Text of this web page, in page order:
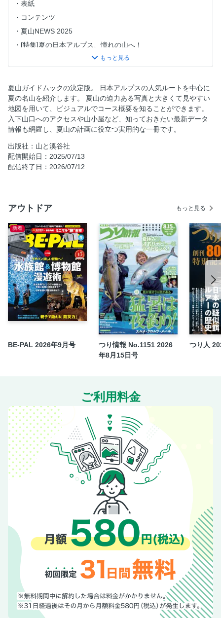
表紙
コンテンツ
夏山NEWS 2025
[特集]夏の日本アルプス、憧れの山へ！
［ルポ］ 北アルプス・唐松岳 日本アルプスの山々が呼んで
いる！
コースガイドの見方・使い方
北アルプス南部
インデックスマップ＆エリア解説
燕岳
前穂高岳・奥穂高岳
槍ヶ岳
［コラム］ ウェストンってどんな人？
笠ヶ岳・双六岳
［ルポ］ 雲ノ平・黒部五郎岳
野口五郎岳・烏帽子岳
北アルプス北部
インデックスマップ＆エリア解説
白馬三山
唐松岳
針ノ木岳・蓮華岳
中央アルプス・南アルプス
インデックスマップ＆エリア解説
木曽駒ヶ岳
宝剣岳・三ノ沢岳
鳳凰三山
北アルプス アクセスガイド
北アルプス 山小屋＆キャンプ指定地データ
中央・南アルプス アクセスガイド
中央・南アルプス 山小屋＆キャンプ指定地データ
[夏山ガイド企画]全国の名山を歩く
［ルポ］ 山形県・新潟県 朝日連峰 以東岳〜大朝日岳
夏山ガイドムックの決定版。 日本アルプスの人気ルートを中心に
夏の名山を紹介します。 夏山の迫力ある写真と大きくて見やすい
地図を用いて、ビジュアルでコース概要を知ることができます。
入下山口へのアクセスや山小屋など、知っておきたい最新データ
情報も網羅し、夏山の計画に役立つ実用的な一冊です。
出版社：山と溪谷社
配信開始日：2025/07/13
配信終了日：2026/07/12
アウトドア もっと見る
新着
BE-PAL 2026年9月号
つり情報 No.1151 2026
年8月15日号
つり人
ご利用料金